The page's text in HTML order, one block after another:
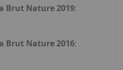
Brut Nature 2019:
Brut Nature 2016: